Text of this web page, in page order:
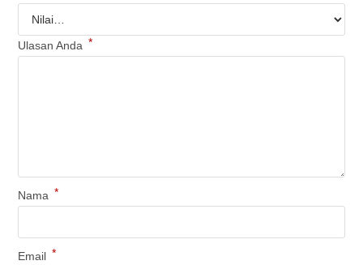
Ulasan Anda *
Nama *
Email *